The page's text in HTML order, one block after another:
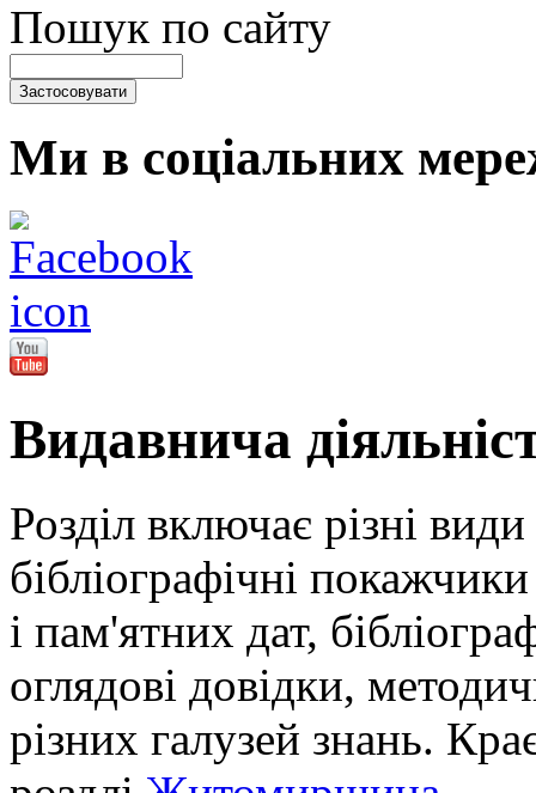
Пошук по сайту
Ми в соціальних
Видавнича
Розділ включає різні
бібліографічні
і пам'ятних дат,
оглядові довідки,
різних галузей знань.